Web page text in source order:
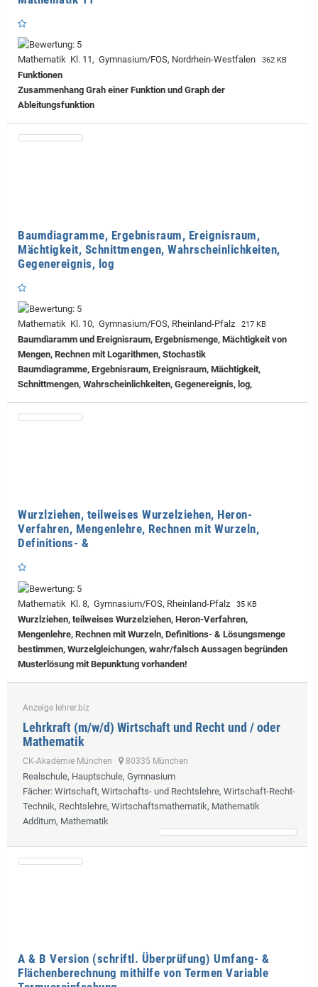
Mathematik Kl. 11, Gymnasium/FOS, Nordrhein-Westfalen 362 KB
Funktionen
Zusammenhang Grah einer Funktion und Graph der
Ableitungsfunktion
Baumdiagramme, Ergebnisraum, Ereignisraum,
Mächtigkeit, Schnittmengen, Wahrscheinlichkeiten,
Gegenereignis, log
Mathematik Kl. 10, Gymnasium/FOS, Rheinland-Pfalz 217 KB
Baumdiaramm und Ereignisraum, Ergebnismenge, Mächtigkeit von
Mengen, Rechnen mit Logarithmen, Stochastik
Baumdiagramme, Ergebnisraum, Ereignisraum, Mächtigkeit,
Schnittmengen, Wahrscheinlichkeiten, Gegenereignis, log,
Wurzlziehen, teilweises Wurzelziehen, Heron-
Verfahren, Mengenlehre, Rechnen mit Wurzeln,
Definitions- &
Mathematik Kl. 8, Gymnasium/FOS, Rheinland-Pfalz 35 KB
Wurzlziehen, teilweises Wurzelziehen, Heron-Verfahren,
Mengenlehre, Rechnen mit Wurzeln, Definitions- & Lösungsmenge
bestimmen, Wurzelgleichungen, wahr/falsch Aussagen begründen
Musterlösung mit Bepunktung vorhanden!
Anzeige lehrer.biz
Lehrkraft (m/w/d) Wirtschaft und Recht und / oder
Mathematik
CK-Akademie München 80335 München
Realschule, Hauptschule, Gymnasium
Fächer: Wirtschaft, Wirtschafts- und Rechtslehre, Wirtschaft-Recht-
Technik, Rechtslehre, Wirtschaftsmathematik, Mathematik
Additum, Mathematik
A & B Version (schriftl. Überprüfung) Umfang- &
Flächenberechnung mithilfe von Termen Variable